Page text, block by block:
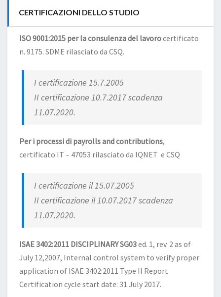
CERTIFICAZIONI DELLO STUDIO
ISO 9001:2015 per la consulenza del lavorocertificato
n. 9175. SDME rilasciato da CSQ.
I certificazione 15.7.2005
II certificazione 10.7.2017 scadenza
11.07.2020.
Per i processi di payrolls and contributions,
certificato IT – 47053 rilasciato da IQNET e CSQ
I certificazione il 15.07.2005
II certificazione il 10.07.2017 scadenza
11.07.2020.
ISAE 3402:2011 DISCIPLINARY SG03ed. 1, rev. 2 as of
July 12,2007, Internal control system to verify proper
application of ISAE 3402:2011 Type II Report
Certification cycle start date: 31 July 2017.